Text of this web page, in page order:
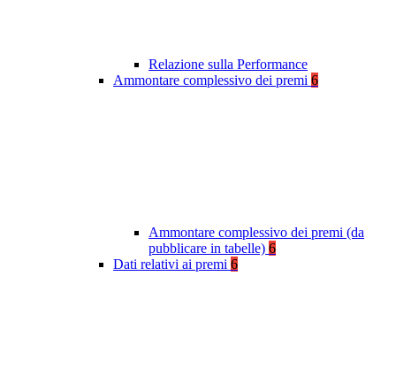
Relazione sulla Performance
Ammontare complessivo dei premi 6
Ammontare complessivo dei premi (da
pubblicare in tabelle) 6
Dati relativi ai premi 6